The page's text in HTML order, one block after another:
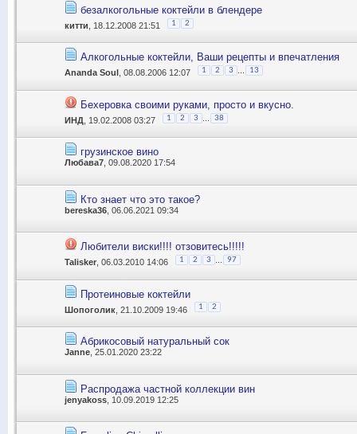
безалкогольные коктейли в блендере
китти , 18.12.2008 21:51 1 2
Алкогольные коктейли, Ваши рецепты и впечатления
Ananda Soul , 08.08.2006 12:07 1 2 3 13
Бехеровка своими руками, просто и вкусно.
ИНД , 19.02.2008 03:27 1 2 3 38
грузинское вино
Любава7 , 09.08.2020 17:54
Кто знает что это такое?
bereska36 , 06.06.2021 09:34
Любители виски!!!! отзовитесь!!!!!
Talisker , 06.03.2010 14:06 1 2 3 97
Протеиновые коктейли
Шопоголик , 21.10.2009 19:46 1 2
Абрикосовый натуральный сок
Janne , 25.01.2020 23:22
Распродажа частной коллекции вин
jenyakoss , 10.09.2019 12:25